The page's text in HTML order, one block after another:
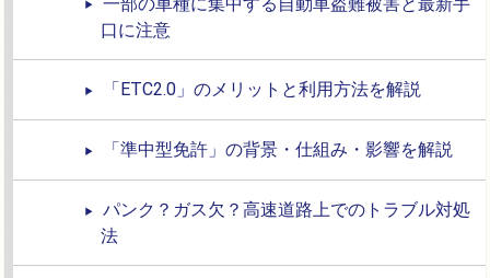
口に注意
「ETC2.0」のメリットと利用方法を解説
「準中型免許」の背景・仕組み・影響を解説
パンク？ガス欠？高速道路上でのトラブル対処
法